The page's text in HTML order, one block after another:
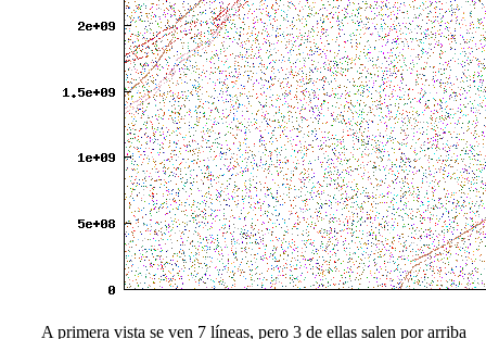
A primera vista se ven 7 líneas, pero 3 de ellas salen por arriba